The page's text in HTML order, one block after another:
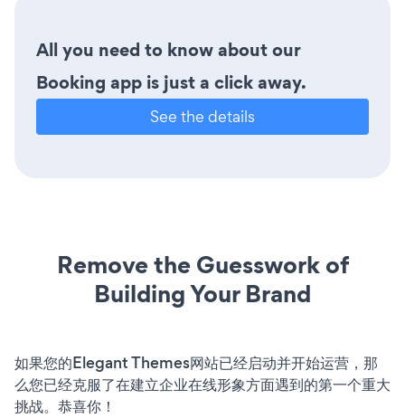
All you need to know about our
Booking app is just a click away.
See the details
Remove the Guesswork of
Building Your Brand
如果您的Elegant Themes网站已经启动并开始运营，那
么您已经克服了在建立企业在线形象方面遇到的第一个重大
挑战。恭喜你！